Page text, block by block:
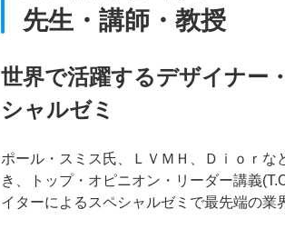
先生・講師・教授
世界で活躍するデザイナー
シャルゼミ
ポール・スミス氏、ＬＶＭＨ、Ｄｉｏｒ
き、トップ・オピニオン・リーダー講義
イターによるスペシャルゼミで最先端の業